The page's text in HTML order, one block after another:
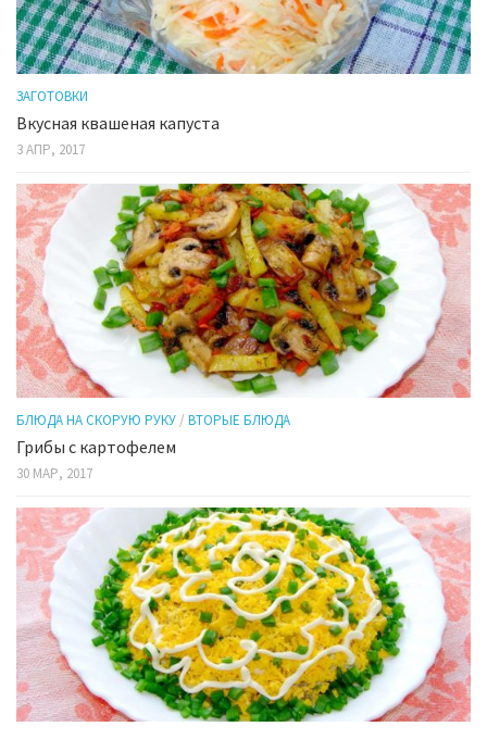
ЗАГОТОВКИ
Вкусная квашеная капуста
3 АПР, 2017
БЛЮДА НА СКОРУЮ РУКУ / ВТОРЫЕ БЛЮДА
Грибы с картофелем
30 МАР, 2017